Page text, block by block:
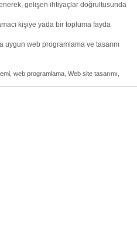
gelişen ihtiyaçlar doğrultusunda
kişiye yada bir topluma fayda
uygun web programlama ve tasarım
web programlama Web site tasarımı